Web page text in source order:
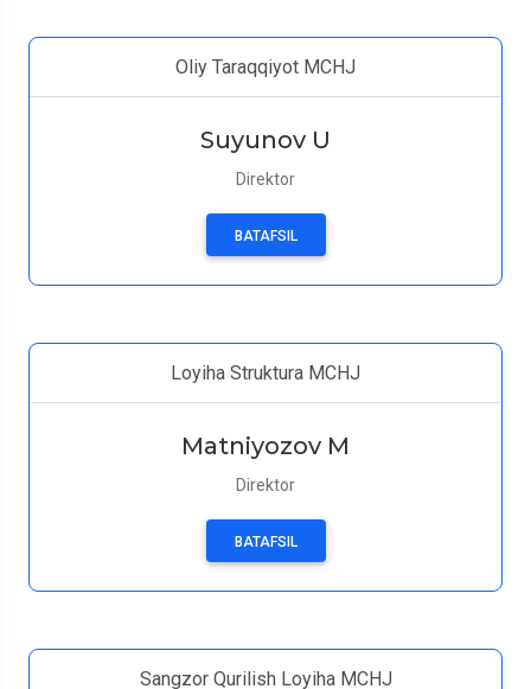
Oliy Taraqqiyot MCHJ
Suyunov U
Direktor
BATAFSIL
Loyiha Struktura MCHJ
Matniyozov M
Direktor
BATAFSIL
Sangzor Qurilish Loyiha MCHJ